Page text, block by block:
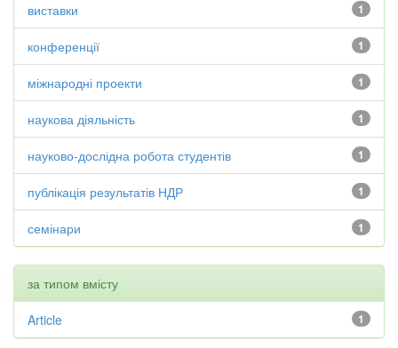
1
виставки
1
конференції
1
міжнародні проекти
1
наукова діяльність
1
науково-дослідна робота студентів
1
публікація результатів НДР
1
семінари
за типом вмісту
1
Article